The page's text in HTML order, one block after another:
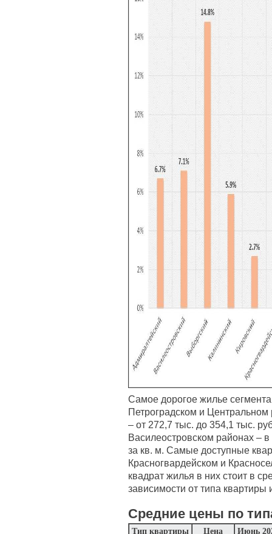
Самое дорогое жилье
Петроградском и Центральном
– от 272,7 тыс. до 354,1 тыс.
Василеостровском районах –
за кв. м. Самые доступные
Красногвардейском и
квадрат жилья в них стоит в
зависимости от типа квартиры
Средние цены по
Тип квартиры Цена Июнь